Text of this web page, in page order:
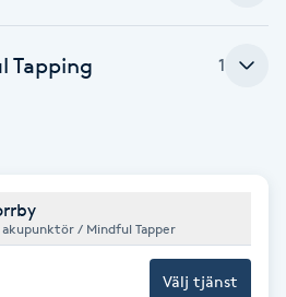
Tapping 1
/ Mindful Tapper
Välj tjänst